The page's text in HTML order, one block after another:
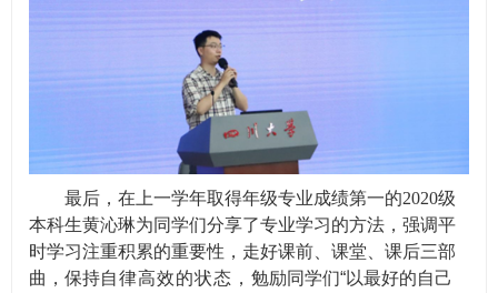
最后， 在上一学年取得年级专业成绩第一的2020级
本科生黄沁琳为同学们分享了专业学习的方法，强调平
时学习注重积累的重要性 ，走好课前、课堂、课后三部
曲，保持自律高效的状态， 勉励同学们“以最好的自己